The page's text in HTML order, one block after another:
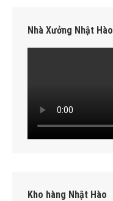
Nhà Xưởng Nhật Hào
Kho hàng Nhật Hào